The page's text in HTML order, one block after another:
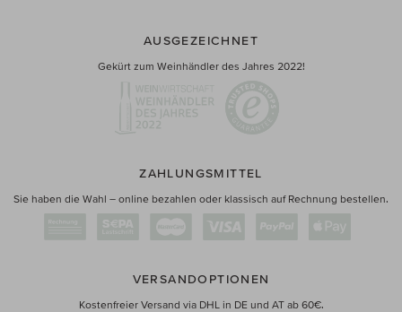
AUSGEZEICHNET
Gekürt zum Weinhändler des Jahres 2022!
ZAHLUNGSMITTEL
Sie haben die Wahl – online bezahlen oder klassisch auf Rechnung bestellen.
VERSANDOPTIONEN
Kostenfreier Versand via DHL in DE und AT ab 60€.